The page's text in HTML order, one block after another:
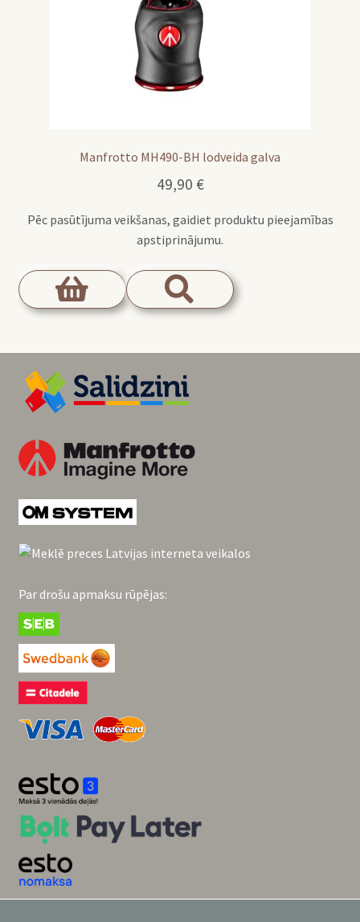
Manfrotto MH490-BH lodveida galva
49,90 €
Pēc pasūtījuma veikšanas, gaidiet produktu pieejamības
apstiprinājumu.
Par drošu apmaksu rūpējas: